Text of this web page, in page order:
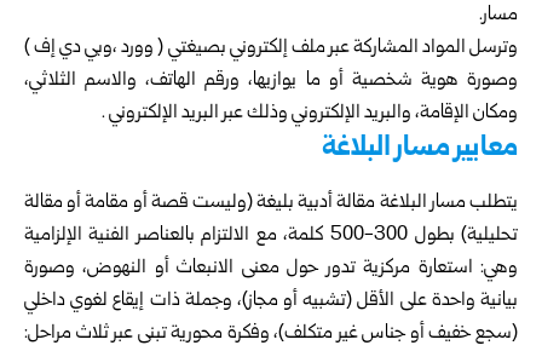
مسار.
وترسل المواد المشاركة عبر ملف إلكتروني بصيغتي ( وورد ،وبي دي إف )
وصورة هوية شخصية أو ما يوازيها، ورقم الهاتف، والاسم الثلاثي،
ومكان الإقامة، والبريد الإلكتروني وذلك عبرالبريد الإلكتروني.
معايير مسار البلاغة
يتطلب مسار البلاغة مقالة أدبية بليغة (وليست قصة أو مقامة أو مقالة
تحليلية) بطول 300-500 كلمة، مع الالتزام بالعناصر الفنية الإلزامية
وهي: استعارة مركزية تدور حول معنى الانبعاث أو النهوض، وصورة
بيانية واحدة على الأقل (تشبيه أو مجاز)، وجملة ذات إيقاع لغوي داخلي
(سجع خفيف أو جناس غير متكلف)، وفكرة محورية تبنى عبر ثلاث مراحل: